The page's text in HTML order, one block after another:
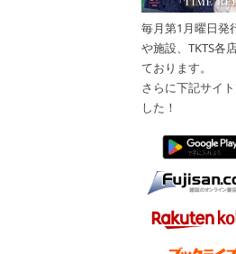
毎月第1月曜日発
や施設、TKTS各
ております。
さらに下記サイ
した！